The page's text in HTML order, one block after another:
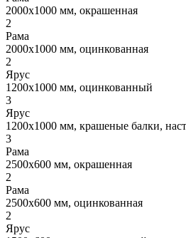
2000x1000 мм, окрашенная
2
Рама
2000x1000 мм, оцинкованная
2
Ярус
1200x1000 мм, оцинкованный
3
Ярус
1200x1000 мм, крашеные балки,
3
Рама
2500x600 мм, окрашенная
2
Рама
2500x600 мм, оцинкованная
2
Ярус